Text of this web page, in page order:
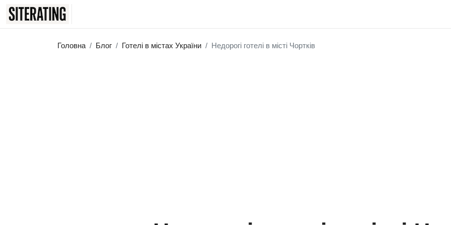
Головна Блог Готелі в містах України Недорогі готелі в місті Чортків